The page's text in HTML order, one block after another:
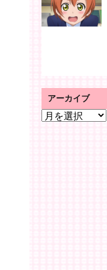
アーカイブ
ア